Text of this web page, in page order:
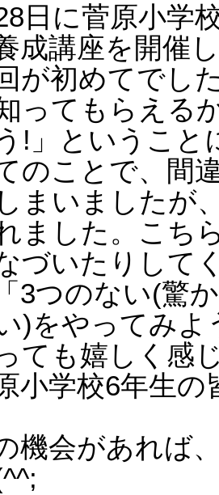
日に菅原小学
成講座を開催
が初めてでし
ってもらえる
!」ということ
のことで、間
まいましたが
ました。こち
づいたりして
3つのない(驚
)をやってみよ
ても嬉しく感
小学校6年生
機会があれば